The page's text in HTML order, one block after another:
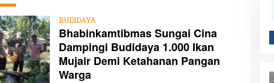
BUDIDAYA
Bhabinkamtibmas Sungai Cina
Dampingi Budidaya 1.000 Ikan
Mujair Demi Ketahanan Pangan
Warga